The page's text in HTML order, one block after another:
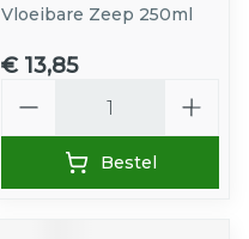
Vloeibare Zeep 250ml
€ 13,85
Bestel